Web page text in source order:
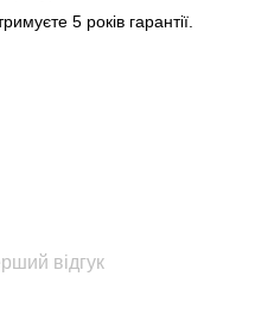
5 років гарантії.
відгук